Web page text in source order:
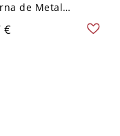
de Metal
de Techo
para
€